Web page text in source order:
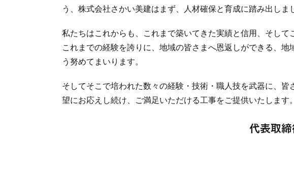
う、株式会社さかい美建はまず、人材確保と育成に踏み出しま
私たちはこれからも、これまで築いてきた実績と信用、そして
これまでの経験を誇りに、地域の皆さまへ恩返しができる、地
う努めてまいります。
そしてそこで培われた数々の経験・技術・職人技を武器に、皆
望にお応えし続け、ご満足いただける工事をご提供いたします。
代表取